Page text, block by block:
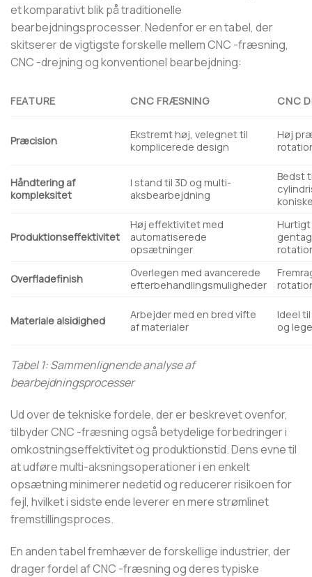
et komparativt blik på traditionelle
bearbejdningsprocesser. Nedenfor er en tabel, der
skitserer de vigtigste forskelle mellem CNC -fræsning,
CNC -drejning og konventionel bearbejdning:
FEATURE CNC FRÆSNING CNC
Præcision
Ekstremt høj, velegnet til
komplicerede design
Høj
Håndtering af
kompleksitet
I stand til 3D og multi-
aksbearbejdning
Bedst
Produktionseffektivitet
Høj effektivitet med
automatiserede
opsætninger
Overfladefinish
Overlegen med avancerede
efterbehandlingsmuligheder
Materiale alsidighed
Arbejder med en bred vifte
af materialer
Ideel
og
Tabel 1: Sammenlignende analyse af
bearbejdningsprocesser
Ud over de tekniske fordele, der er beskrevet ovenfor,
tilbyder CNC -fræsning også betydelige forbedringer i
omkostningseffektivitet og produktionstid. Dens evne til
at udføre multi-aksningsoperationer i en enkelt
opsætning minimerer nedetid og reducerer risikoen for
fejl, hvilket i sidste ende leverer en mere strømlinet
fremstillingsproces.
En anden tabel fremhæver de forskellige industrier, der
drager fordel af CNC -fræsning og deres typiske